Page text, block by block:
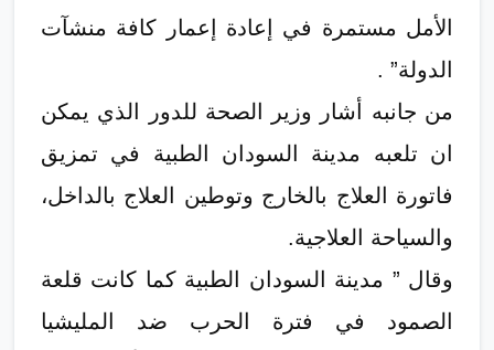
الأمل مستمرة في إعادة إعمار كافة منشآت
الدولة” .
من جانبه أشار وزير الصحة للدور الذي يمكن
ان تلعبه مدينة السودان الطبية في تمزيق
فاتورة العلاج بالخارج وتوطين العلاج بالداخل،
والسياحة العلاجية.
وقال ” مدينة السودان الطبية كما كانت قلعة
الصمود في فترة الحرب ضد المليشيا